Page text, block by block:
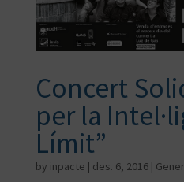
Concert
per la
Límit”
by inpacte | des. 6, 2016|